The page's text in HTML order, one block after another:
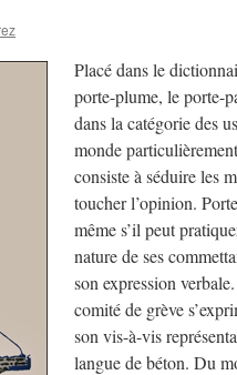
Placé dans le
porte-plume, le porte-
dans la catégorie des
monde
consiste à séduire les
toucher l’opinion.
même s’il peut
nature de ses
son expression
comité de grève
son vis-à-vis
langue de béton. Du